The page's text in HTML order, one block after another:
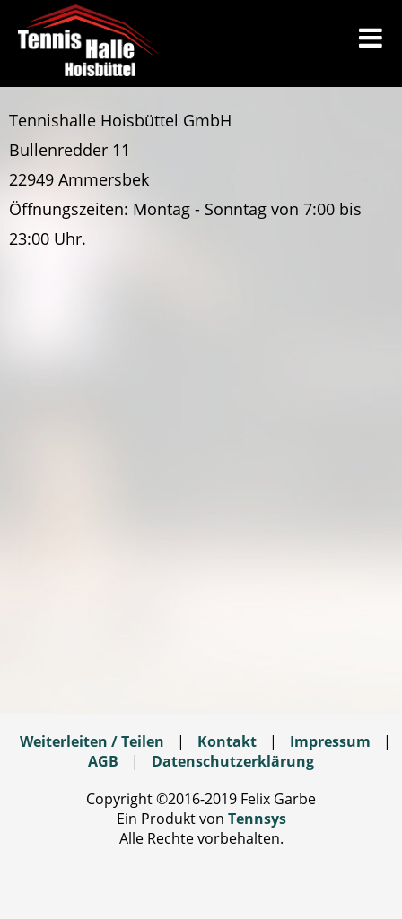
Tennishalle Hoisbüttel GmbH
Bullenredder 11
22949 Ammersbek
Öffnungszeiten: Montag - Sonntag von 7:00 bis
23:00 Uhr.
Weiterleiten / Teilen | Kontakt | Impressum
|
AGB
|
Datenschutzerklärung
Copyright ©2016-2019 Felix Garbe
Ein Produkt von Tennsys
Alle Rechte vorbehalten.